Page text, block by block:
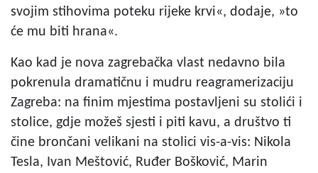
svojim stihovima poteku rijeke krvi«, dodaje, »to
će mu biti hrana«.
Kao kad je nova zagrebačka vlast nedavno bila
pokrenula dramatičnu i mudru reagramerizaciju
Zagreba: na finim mjestima postavljeni su stolići i
stolice, gdje možeš sjesti i piti kavu, a društvo ti
čine brončani velikani na stolici vis-a-vis: Nikola
Tesla, Ivan Meštović, Ruđer Bošković, Marin